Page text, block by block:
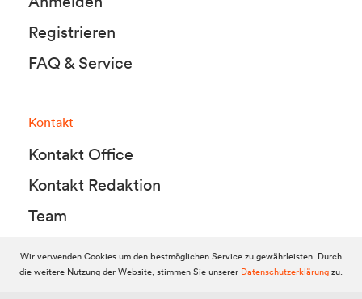
Registrieren
FAQ & Service
Kontakt
Kontakt Office
Kontakt Redaktion
Team
© 2010-2026 Dolomitenstadt.at
Wir verwenden Cookies um den bestmöglichen Service zu gewährleisten. Durch
die weitere Nutzung der Website, stimmen Sie unserer Datenschutzerklärungzu.